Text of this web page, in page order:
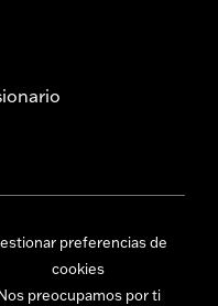
preferencias de
cookies
preocupamos por ti